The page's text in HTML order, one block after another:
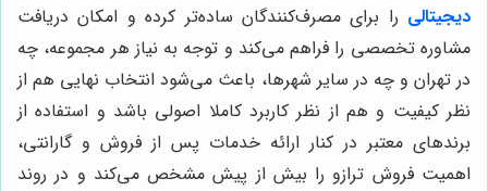
دیجیتالی را برای مصرف‌کنندگان ساده‌تر کرده و امکان دریافت
مشاوره تخصصی را فراهم می‌کند و توجه به نیاز هر مجموعه، چه
در تهران و چه در سایر شهرها، باعث می‌شود انتخاب نهایی هم از
نظر کیفیت و هم از نظر کاربرد کاملا اصولی باشد و استفاده از
برندهای معتبر در کنار ارائه خدمات پس از فروش و گارانتی،
اهمیت فروش ترازو را بیش از پیش مشخص می‌کند و در روند